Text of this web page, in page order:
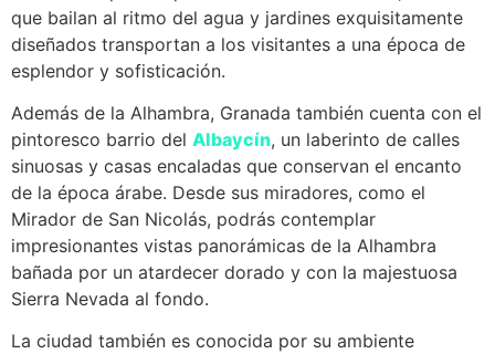
que bailan al ritmo del agua y jardines exquisitamente
diseñados transportan a los visitantes a una época de
esplendor y sofisticación.
Además de la Alhambra, Granada también cuenta con el
pintoresco barrio del Albaycín, un laberinto de calles
sinuosas y casas encaladas que conservan el encanto
de la época árabe. Desde sus miradores, como el
Mirador de San Nicolás, podrás contemplar
impresionantes vistas panorámicas de la Alhambra
bañada por un atardecer dorado y con la majestuosa
Sierra Nevada al fondo.
La ciudad también es conocida por su ambiente